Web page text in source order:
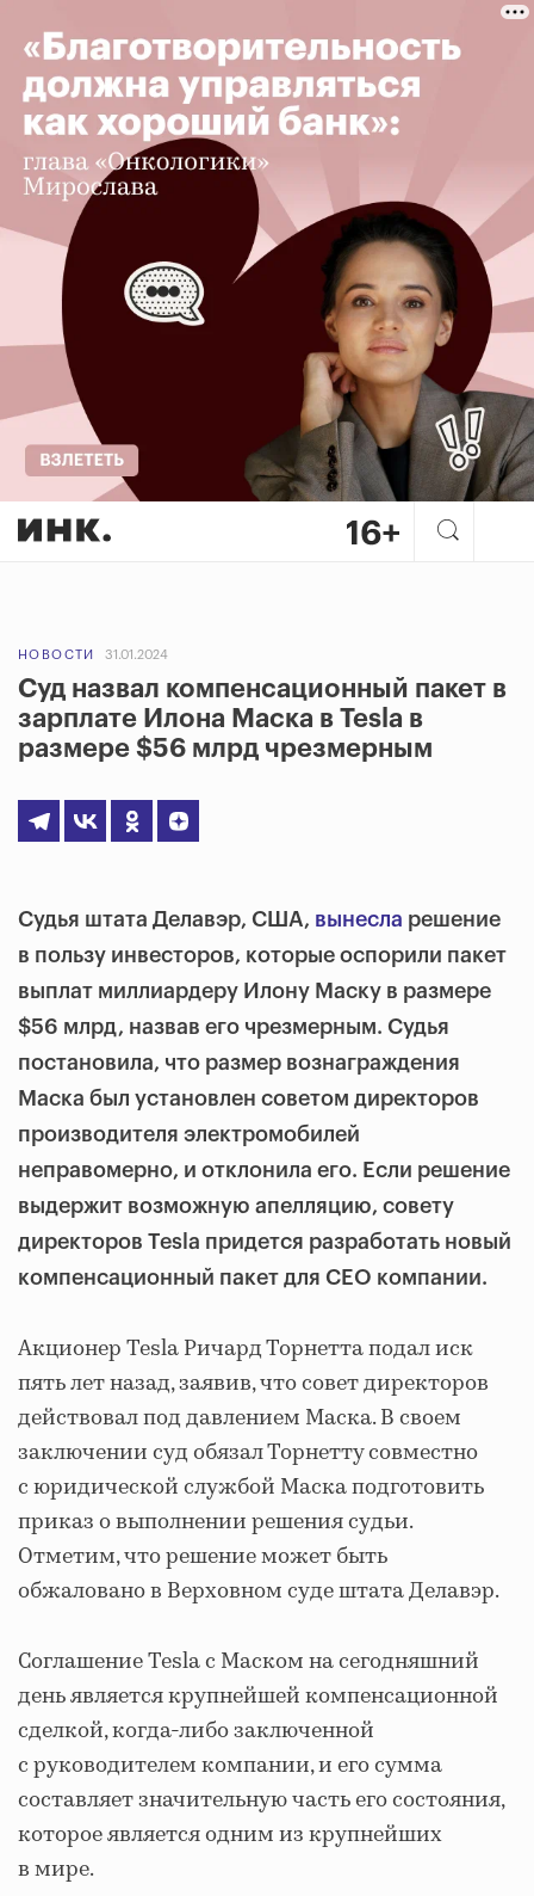
НОВОСТИ 31.01.2024
Суд назвал компенсационный пакет в
зарплате Илона Маска в Tesla в
размере $56 млрд чрезмерным
Судья штата Делавэр, США, вынесла решение
в пользу инвесторов, которые оспорили пакет
выплат миллиардеру Илону Маску в размере
$56 млрд, назвав его чрезмерным. Судья
постановила, что размер вознаграждения
Маска был установлен советом директоров
производителя электромобилей
неправомерно, и отклонила его. Если решение
выдержит возможную апелляцию, совету
директоров Tesla придется разработать новый
компенсационный пакет для CEO компании.
Акционер Tesla Ричард Торнетта подал иск
пять лет назад, заявив, что совет директоров
действовал под давлением Маска. В своем
заключении суд обязал Торнетту совместно
с юридической службой Маска подготовить
приказ о выполнении решения судьи.
Отметим, что решение может быть
обжаловано в Верховном суде штата Делавэр.
Соглашение Tesla с Маском на сегодняшний
день является крупнейшей компенсационной
сделкой, когда-либо заключенной
с руководителем компании, и его сумма
составляет значительную часть его состояния,
которое является одним из крупнейших
в мире.